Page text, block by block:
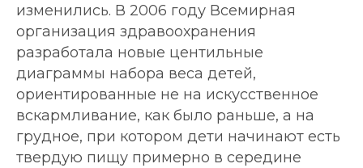
изменились. В 2006 году Всемирная
организация здравоохранения
разработала новые центильные
диаграммы набора веса детей,
ориентированные не на искусственное
вскармливание, как было раньше, а на
грудное, при котором дети начинают есть
твердую пищу примерно в середине